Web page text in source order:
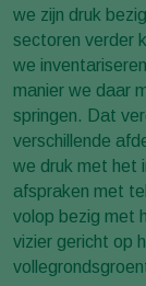
we zijn druk
sectoren verder
we
manier we daar
springen. Dat
verschillende
we druk met het
afspraken met
volop bezig met
vizier gericht op